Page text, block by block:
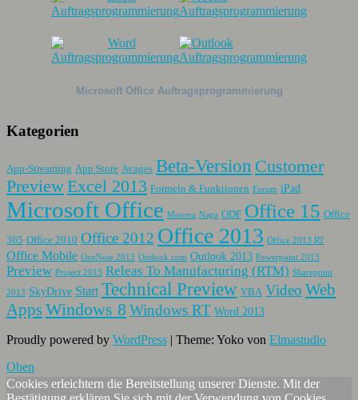
Microsoft Office Auftragsprogrammierung
Kategorien
App-Streaming App Store Avages Beta-Version Customer
PreviewExcel 2013 Formeln & Funktionen Forum iPad
Microsoft Office Moorea Napa ODF Office 15 Office
365 Office 2010 Office 2012 Office 2013 Office 2013 RT
Office Mobile OneNote 2013 Outlook.com Outlook 2013 Powerpoint 2013
Preview Project 2013 Releas To Manufacturing (RTM) Sharepoint
2013 SkyDrive Start Technical Preview VBA Video Web
AppsWindows 8 Windows RT Word 2013
Proudly powered by WordPress | Theme: Yoko von Elmastudio
Oben
Cookies erleichtern die Bereitstellung unserer Dienste. Mit der